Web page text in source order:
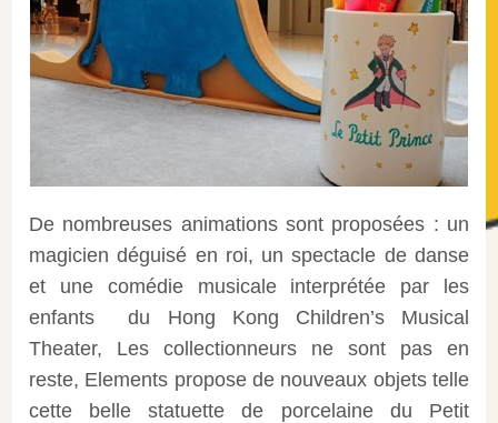
De nombreuses animations sont proposées : un
magicien déguisé en roi, un spectacle de danse
et une comédie musicale interprétée par les
enfants du Hong Kong Children’s Musical
Theater, Les collectionneurs ne sont pas en
reste, Elements propose de nouveaux objets telle
cette belle statuette de porcelaine du Petit